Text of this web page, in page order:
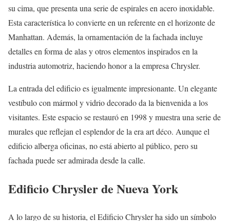
su cima, que presenta una serie de espirales en acero inoxidable.
Esta característica lo convierte en un referente en el horizonte de
Manhattan. Además, la ornamentación de la fachada incluye
detalles en forma de alas y otros elementos inspirados en la
industria automotriz, haciendo honor a la empresa Chrysler.
La entrada del edificio es igualmente impresionante. Un elegante
vestíbulo con mármol y vidrio decorado da la bienvenida a los
visitantes. Este espacio se restauró en 1998 y muestra una serie de
murales que reflejan el esplendor de la era art déco. Aunque el
edificio alberga oficinas, no está abierto al público, pero su
fachada puede ser admirada desde la calle.
Edificio Chrysler de Nueva York
A lo largo de su historia, el Edificio Chrysler ha sido un símbolo